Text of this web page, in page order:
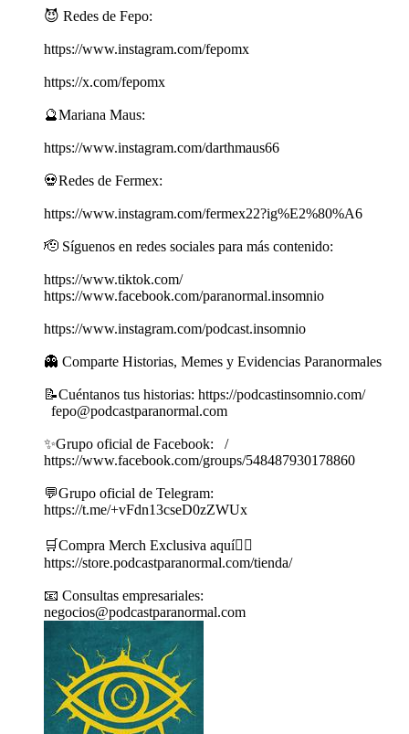
😈 Redes de Fepo:
https://www.instagram.com/fepomx
https://x.com/fepomx
🔮Mariana Maus:
https://www.instagram.com/darthmaus66
💀Redes de Fermex:
https://www.instagram.com/fermex22?ig%E2%80%A6
🫡 Síguenos en redes sociales para más contenido:
https://www.tiktok.com/
https://www.facebook.com/paranormal.insomnio
https://www.instagram.com/podcast.insomnio
👻 Comparte Historias, Memes y Evidencias Paranormales
📝Cuéntanos tus historias: https://podcastinsomnio.com/
fepo@podcastparanormal.com
✨Grupo oficial de Facebook: /
https://www.facebook.com/groups/548487930178860
💬Grupo oficial de Telegram:
https://t.me/+vFdn13cseD0zZWUx
🛒Compra Merch Exclusiva aquí👇🏼
https://store.podcastparanormal.com/tienda/
📧 Consultas empresariales:
negocios@podcastparanormal.com